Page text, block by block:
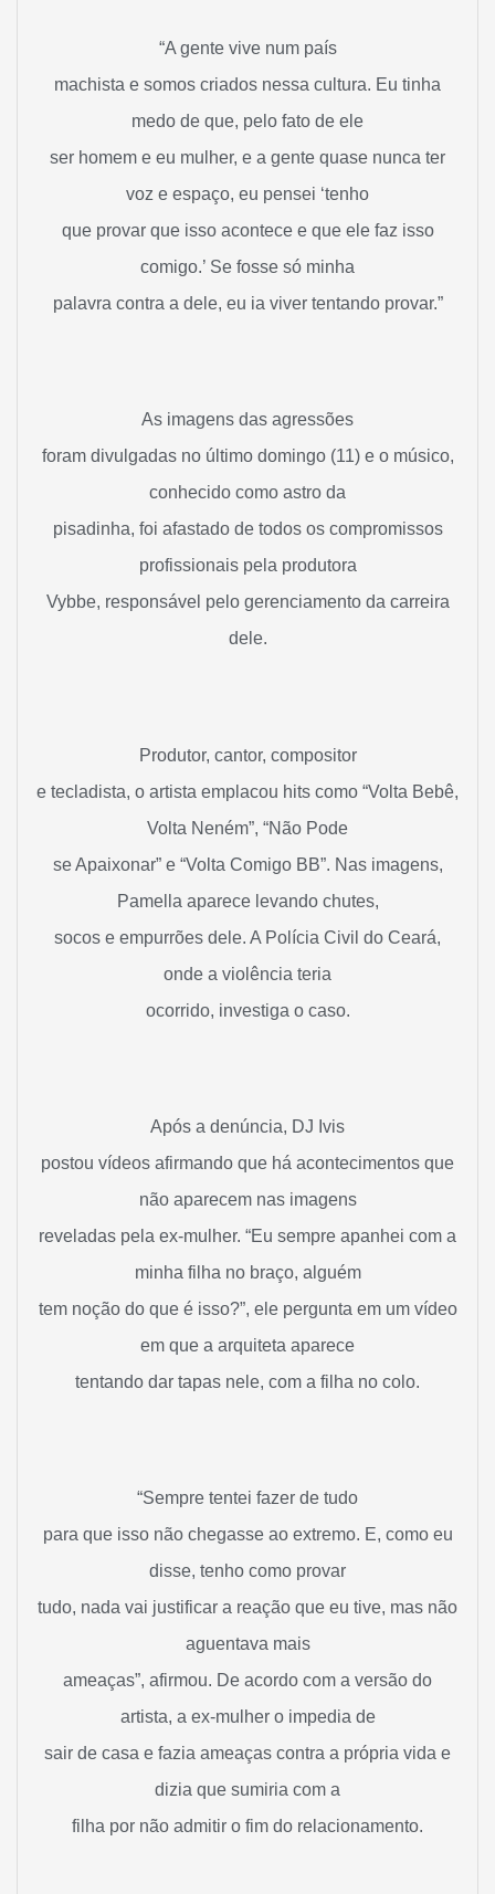
“A gente vive num país
machista e somos criados nessa cultura. Eu tinha
medo de que, pelo fato de ele
ser homem e eu mulher, e a gente quase nunca ter
voz e espaço, eu pensei ‘tenho
que provar que isso acontece e que ele faz isso
comigo.’ Se fosse só minha
palavra contra a dele, eu ia viver tentando provar.”
As imagens das agressões
foram divulgadas no último domingo (11) e o músico,
conhecido como astro da
pisadinha, foi afastado de todos os compromissos
profissionais pela produtora
Vybbe, responsável pelo gerenciamento da carreira
dele.
Produtor, cantor, compositor
e tecladista, o artista emplacou hits como “Volta Bebê,
Volta Neném”, “Não Pode
se Apaixonar” e “Volta Comigo BB”. Nas imagens,
Pamella aparece levando chutes,
socos e empurrões dele. A Polícia Civil do Ceará,
onde a violência teria
ocorrido, investiga o caso.
Após a denúncia, DJ Ivis
postou vídeos afirmando que há acontecimentos que
não aparecem nas imagens
reveladas pela ex-mulher. “Eu sempre apanhei com a
minha filha no braço, alguém
tem noção do que é isso?”, ele pergunta em um vídeo
em que a arquiteta aparece
tentando dar tapas nele, com a filha no colo.
“Sempre tentei fazer de tudo
para que isso não chegasse ao extremo. E, como eu
disse, tenho como provar
tudo, nada vai justificar a reação que eu tive, mas não
aguentava mais
ameaças”, afirmou. De acordo com a versão do
artista, a ex-mulher o impedia de
sair de casa e fazia ameaças contra a própria vida e
dizia que sumiria com a
filha por não admitir o fim do relacionamento.